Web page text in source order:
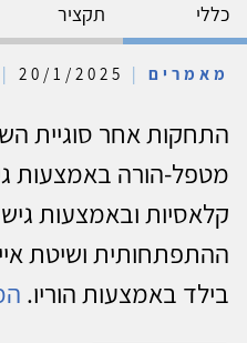
כללי תקציר
מאמרים |
|
התחקות אחר סוגיית
מטפל-הורה באמצעות
קלאסיות ובאמצעות
ההתפתחותית ושיטת
בילד באמצעות הוריו.